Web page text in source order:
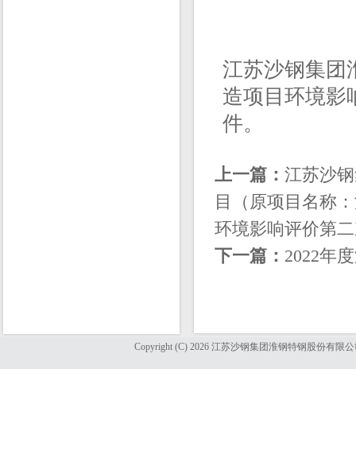
江苏沙钢集团
造项目环境影
件。
上一篇： 江苏沙
目（原项目名称
环境影响评价第
下一篇： 2022年
Copyright (C) 2026 江苏沙钢集团淮钢特钢股份有限